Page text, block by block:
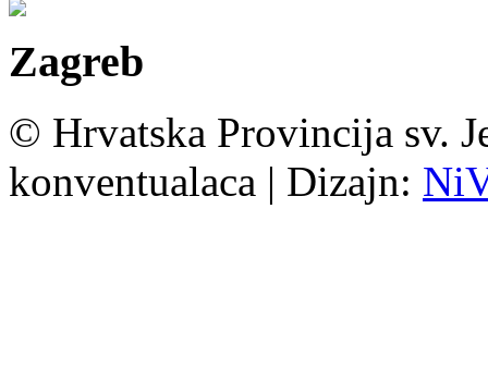
Zagreb
© Hrvatska Provincija sv.
konventualaca | Dizajn: